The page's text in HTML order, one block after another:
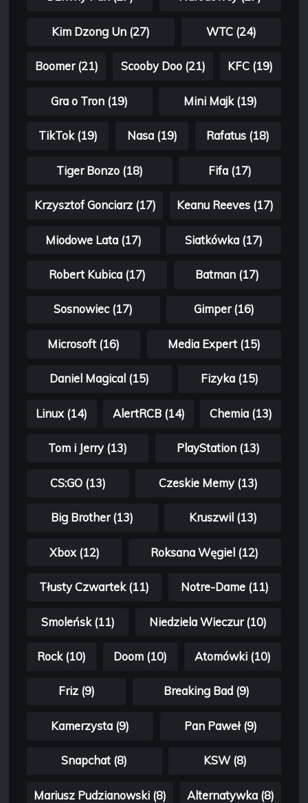
Kim Dzong Un (27) WTC (24)
Boomer (21) Scooby Doo (21) KFC (19)
Gra o Tron (19) Mini Majk (19)
TikTok (19) Nasa (19) Rafatus (18)
Tiger Bonzo (18) Fifa (17)
Krzysztof Gonciarz (17) Keanu Reeves (17)
Miodowe Lata (17) Siatkówka (17)
Robert Kubica (17) Batman (17)
Sosnowiec (17) Gimper (16)
Microsoft (16) Media Expert (15)
Daniel Magical (15) Fizyka (15)
Linux (14) AlertRCB (14) Chemia (13)
Tom i Jerry (13) PlayStation (13)
CS:GO (13) Czeskie Memy (13)
Big Brother (13) Kruszwil (13)
Xbox (12) Roksana Węgiel (12)
Tłusty Czwartek (11) Notre-Dame (11)
Smoleńsk (11) Niedziela Wieczur (10)
Rock (10) Doom (10) Atomówki (10)
Friz (9) Breaking Bad (9)
Kamerzysta (9) Pan Paweł (9)
Snapchat (8) KSW (8)
Mariusz Pudzianowski (8) Alternatywka (8)